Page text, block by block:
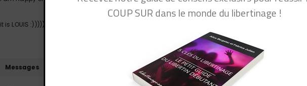
it is LOUIS :)))))))))))))))))))))))))))))
Messages
COUP SUR dans le monde du libertinage !